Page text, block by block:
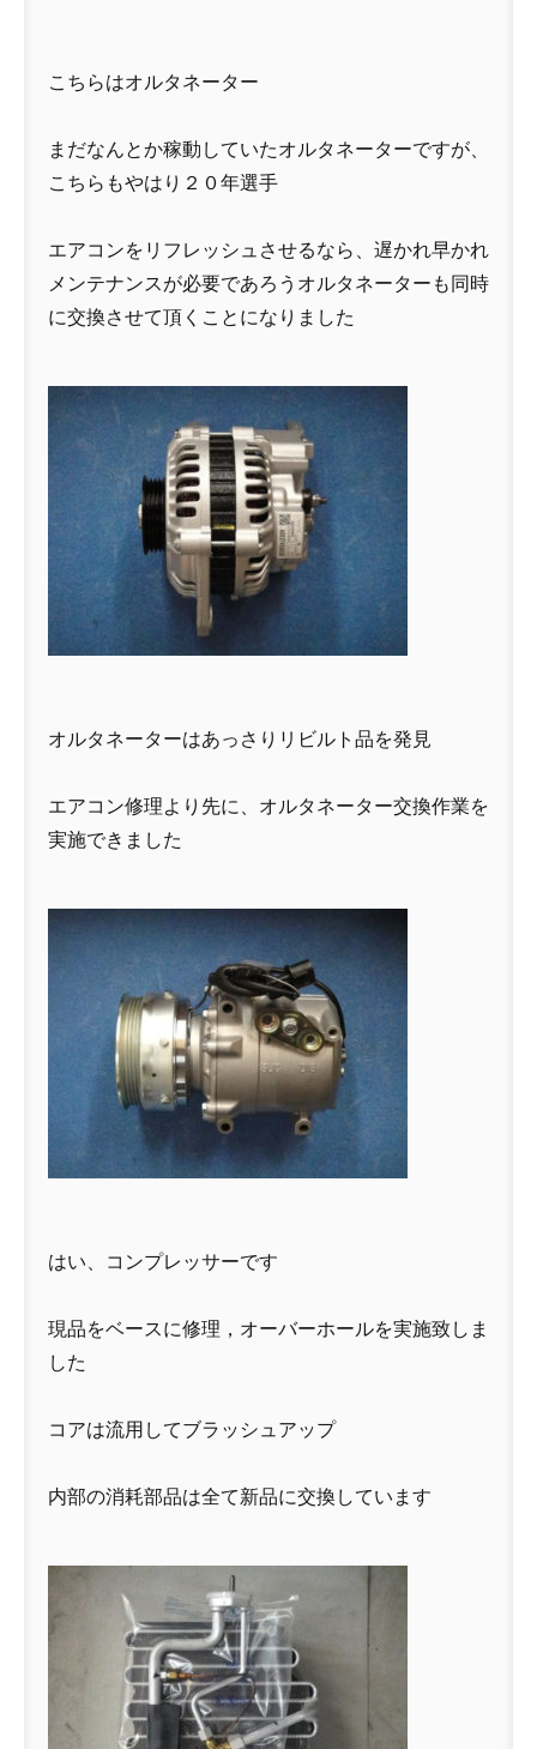
こちらはオルタネーター
まだなんとか稼動していたオルタネーターですが、
こちらもやはり２０年選手
エアコンをリフレッシュさせるなら、遅かれ早かれ
メンテナンスが必要であろうオルタネーターも同時
に交換させて頂くことになりました
オルタネーターはあっさりリビルト品を発見
エアコン修理より先に、オルタネーター交換作業を
実施できました
はい、コンプレッサーです
現品をベースに修理，オーバーホールを実施致しま
した
コアは流用してブラッシュアップ
内部の消耗部品は全て新品に交換しています